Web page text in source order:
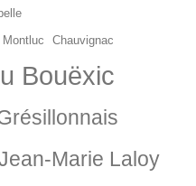
Chauvignac
Bouëxic
Marie Laloy